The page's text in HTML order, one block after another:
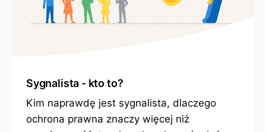
Sygnalista - kto to?
Kim naprawdę jest sygnalista, dlaczego
ochrona prawna znaczy więcej niż